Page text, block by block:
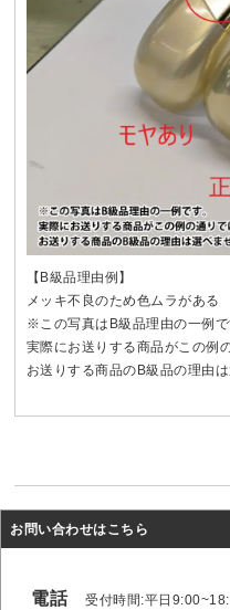
【B級品理由例】
メッキ不良のため色ムラがある
※この写真はB級品理由の一例で
実際にお送りする商品がこの例
お送りする商品のB級品の理由は
お問い合わせはこちら
電話 受付時間:平日